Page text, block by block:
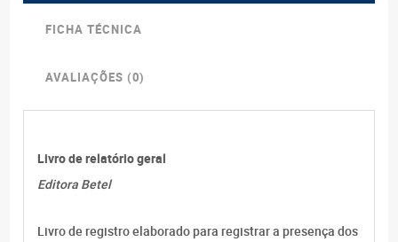
FICHA TÉCNICA
AVALIAÇÕES (0)
Livro de relatório geral
Editora Betel
Livro de registro elaborado para registrar a presença dos